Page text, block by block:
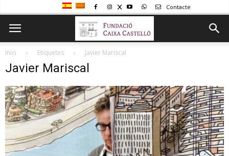
Contacte
Inici Etiquetes Javier Mariscal
Javier Mariscal